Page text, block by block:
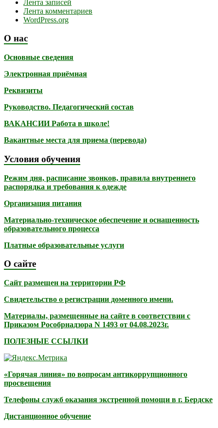
Лента записей
Лента комментариев
WordPress.org
О нас
Основные сведения
Электронная приёмная
Реквизиты
Руководство. Педагогический состав
ВАКАНСИИ Работа в школе!
Вакантные места для приема (перевода)
Условия обучения
Режим дня, расписание звонков, правила внутреннего
распорядка и требования к одежде
Организация питания
Материально-техническое обеспечение и оснащенность
образовательного процесса
Платные образовательные услуги
О сайте
Сайт размещен на территории РФ
Свидетельство о регистрации доменного имени.
Материалы, размещенные на сайте в соответствии с
Приказом Рособрнадзора N 1493 от 04.08.2023г.
ПОЛЕЗНЫЕ ССЫЛКИ
«Горячая линия» по вопросам антикоррупционного
просвещения
Телефоны служб оказания экстренной помощи в г. Бердске
Дистанционное обучение